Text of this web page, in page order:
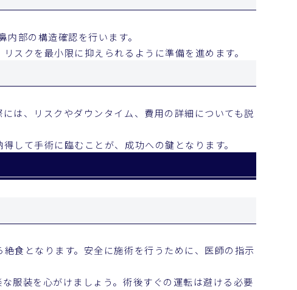
部の構造確認を行います。
スクを最小限に抑えられるように準備を進めます。
は、リスクやダウンタイム、費用の詳細についても説
して手術に臨むことが、成功への鍵となります。
食となります。安全に施術を行うために、医師の指示
服装を心がけましょう。術後すぐの運転は避ける必要